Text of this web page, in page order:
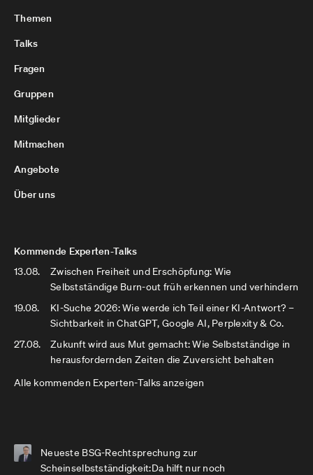
Themen
Talks
Fragen
Gruppen
Mitglieder
Mitmachen
Angebote
Über uns
Kommende Experten-Talks
13.08.
Zwischen Freiheit und Erschöpfung: Wie
Selbstständige Burn-out früh erkennen und verhindern
19.08.
KI-Suche 2026: Wie werde ich Teil einer KI-Antwort? –
Sichtbarkeit in ChatGPT, Google AI, Perplexity & Co.
27.08.
Zukunft wird aus Mut gemacht: Wie Selbstständige in
herausfordernden Zeiten die Zuversicht behalten
Alle kommenden Experten-Talks anzeigen
Neueste BSG-Rechtsprechung zur
Scheinselbstständigkeit:Da hilft nur noch